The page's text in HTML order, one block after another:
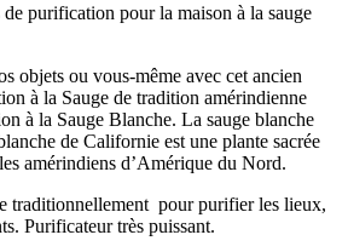
purification pour la maison à la sauge
objets ou vous-même avec cet ancien
à la Sauge de tradition amérindienne
à la Sauge Blanche. La sauge blanche
de Californie est une plante sacrée
amérindiens d’Amérique du Nord.
traditionnellement pour purifier les lieux,
Purificateur très puissant.